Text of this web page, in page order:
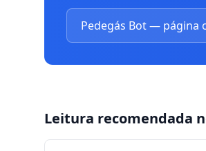
Pedegás Bot — página
Leitura recomendada